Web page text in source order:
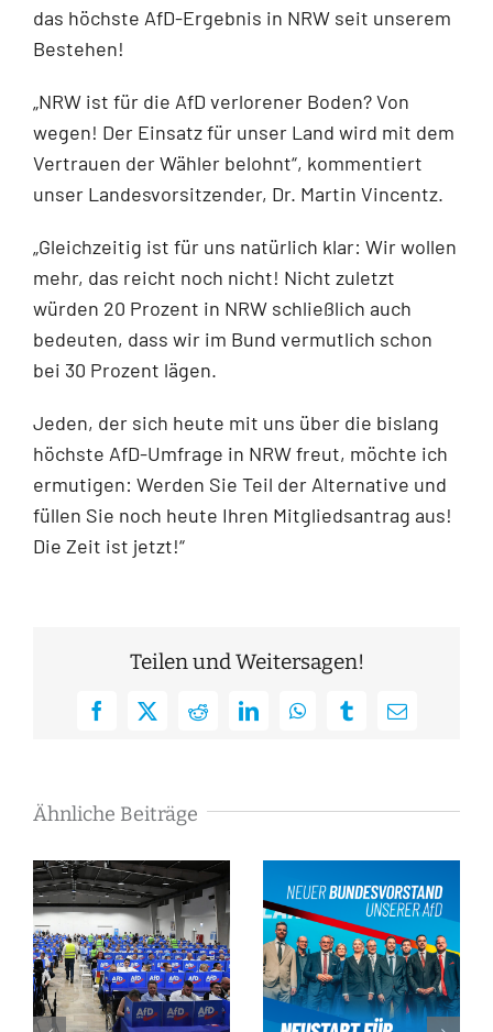
das höchste AfD-Ergebnis in NRW seit unserem
Bestehen!
„NRW ist für die AfD verlorener Boden? Von
wegen! Der Einsatz für unser Land wird mit dem
Vertrauen der Wähler belohnt“, kommentiert
unser Landesvorsitzender, Dr. Martin Vincentz.
„Gleichzeitig ist für uns natürlich klar: Wir wollen
mehr, das reicht noch nicht! Nicht zuletzt
würden 20 Prozent in NRW schließlich auch
bedeuten, dass wir im Bund vermutlich schon
bei 30 Prozent lägen.
Jeden, der sich heute mit uns über die bislang
höchste AfD-Umfrage in NRW freut, möchte ich
ermutigen: Werden Sie Teil der Alternative und
füllen Sie noch heute Ihren Mitgliedsantrag aus!
Die Zeit ist jetzt!“
Teilen und Weitersagen!
Facebook
X RedditLinkedInWhatsAppTumblrE-
Ähnliche Beiträge